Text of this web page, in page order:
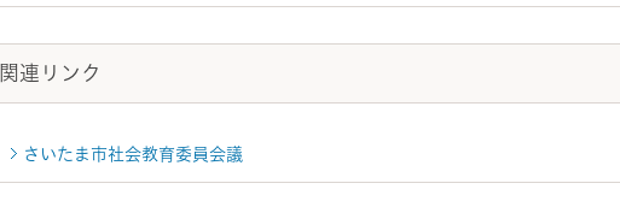
関連リンク
さいたま市社会教育委員会議